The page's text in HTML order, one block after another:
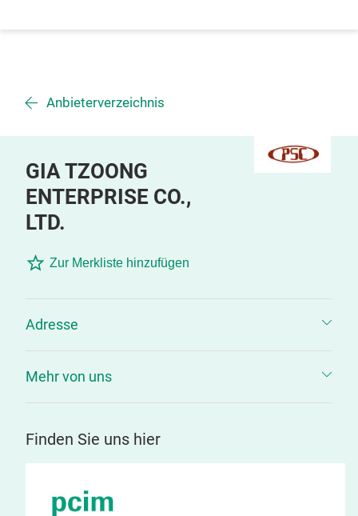
Anbieterverzeichnis
GIA TZOONG
ENTERPRISE CO.,
LTD.
Zur Merkliste hinzufügen
Adresse
Mehr von uns
Finden Sie uns hier